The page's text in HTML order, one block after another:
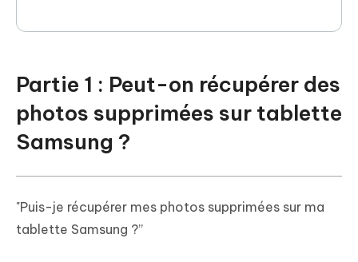
Partie 1 : Peut-on récupérer des
photos supprimées sur tablette
Samsung ?
"Puis-je récupérer mes photos supprimées sur ma
tablette Samsung ?”